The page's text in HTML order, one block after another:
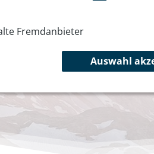
Fremdanbieter
Auswahl